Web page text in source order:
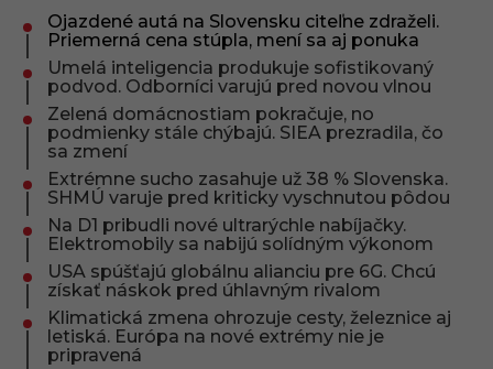
Ojazdené autá na Slovensku citeľne zdraželi.
Priemerná cena stúpla, mení sa aj ponuka
Umelá inteligencia produkuje sofistikovaný
podvod. Odborníci varujú pred novou vlnou
Zelená domácnostiam pokračuje, no
podmienky stále chýbajú. SIEA prezradila, čo
sa zmení
Extrémne sucho zasahuje už 38 % Slovenska.
SHMÚ varuje pred kriticky vyschnutou pôdou
Na D1 pribudli nové ultrarýchle nabíjačky.
Elektromobily sa nabijú solídným výkonom
USA spúšťajú globálnu alianciu pre 6G. Chcú
získať náskok pred úhlavným rivalom
Klimatická zmena ohrozuje cesty, železnice aj
letiská. Európa na nové extrémy nie je
pripravená